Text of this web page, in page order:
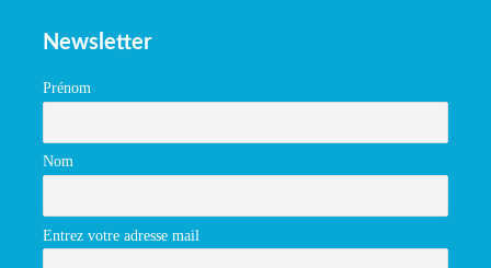
Newsletter
Prénom
Nom
Entrez votre adresse mail